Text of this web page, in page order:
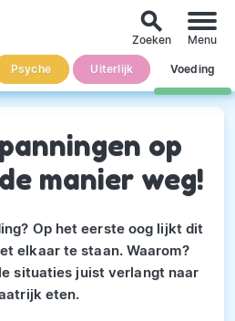
Psyche Uiterlijk Voeding
search
Zoeken Menu
op
manier weg!
Op het eerste oog lijkt dit
elkaar te staan. Waarom?
situaties juist verlangt naar
eten.